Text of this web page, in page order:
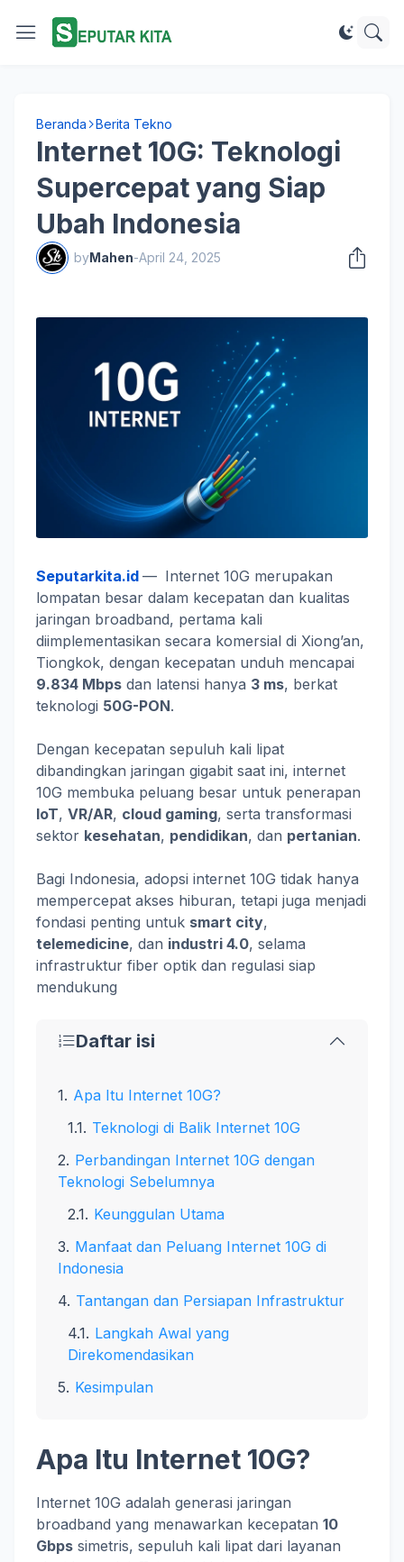
Beranda Berita Tekno
Internet 10G: Teknologi
Supercepat yang Siap
Ubah Indonesia
byMahen-April 24, 2025
Seputarkita.id — Internet 10G merupakan
lompatan besar dalam kecepatan dan kualitas
jaringan broadband, pertama kali
diimplementasikan secara komersial di Xiong’an,
Tiongkok, dengan kecepatan unduh mencapai
9.834 Mbps dan latensi hanya 3 ms, berkat
teknologi 50G-PON.
Dengan kecepatan sepuluh kali lipat
dibandingkan jaringan gigabit saat ini, internet
10G membuka peluang besar untuk penerapan
IoT, VR/AR, cloud gaming, serta transformasi
sektor kesehatan, pendidikan, dan pertanian.
Bagi Indonesia, adopsi internet 10G tidak hanya
mempercepat akses hiburan, tetapi juga menjadi
fondasi penting untuk smart city,
telemedicine, dan industri 4.0, selama
infrastruktur fiber optik dan regulasi siap
mendukung
Daftar isi
Apa Itu Internet 10G?
Teknologi di Balik Internet 10G
Perbandingan Internet 10G dengan
Teknologi Sebelumnya
Keunggulan Utama
Manfaat dan Peluang Internet 10G di
Indonesia
Tantangan dan Persiapan Infrastruktur
Langkah Awal yang
Direkomendasikan
Kesimpulan
Apa Itu Internet 10G?
Internet 10G adalah generasi jaringan
broadband yang menawarkan kecepatan 10
Gbps simetris, sepuluh kali lipat dari layanan